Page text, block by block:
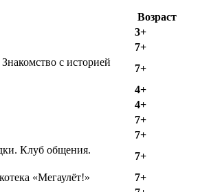
Возраст
3+
7+
с историей
7+
4+
4+
7+
7+
Клуб общения.
7+
«Мегаулёт!» 7+